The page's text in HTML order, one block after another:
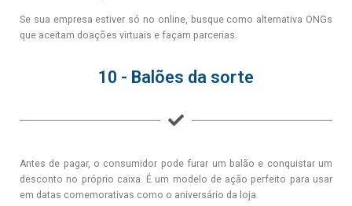
Se sua empresa estiver só no online, busque como alternativa ONGs
que aceitam doações virtuais e façam parcerias.
10 - Balões da sorte
Antes de pagar, o consumidor pode furar um balão e conquistar um
desconto no próprio caixa. É um modelo de ação perfeito para usar
em datas comemorativas como o aniversário da loja.